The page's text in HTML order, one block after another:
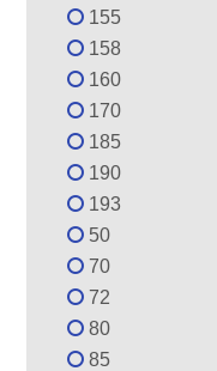
155
158
160
170
185
190
193
50
70
72
80
85